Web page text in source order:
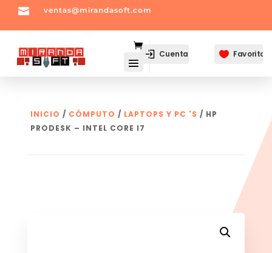
 ventas@mirandasoft.com
Cuenta  Favoritos
INICIO / CÓMPUTO / LAPTOPS Y PC 'S / HP
PRODESK – INTEL CORE I7